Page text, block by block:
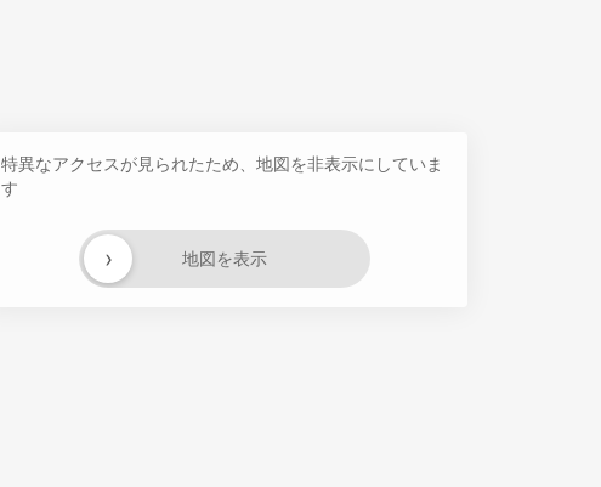
特異なアクセスが見られたため、地図を非表示にしていま
す
地図を表示
›